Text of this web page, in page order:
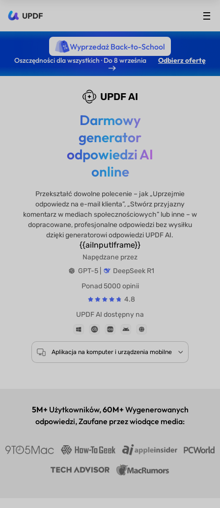
UPDF
Wyprzedaż Back-to-School
Oszczędności dla wszystkich · Do 8 września Odbierz ofertę
UPDF AI
Darmowy
generator
odpowiedzi AI
online
Przekształć dowolne polecenie – jak „Uprzejmie
odpowiedz na e-mail klienta”, „Stwórz przyjazny
komentarz w mediach społecznościowych” lub inne – w
dopracowane, profesjonalne odpowiedzi bez wysiłku
dzięki generatorowi odpowiedzi UPDF AI.
{{aiInputIframe}}
Napędzane przez
Ponad 5000 opinii
4.8
UPDF AI dostępny na
5M+ Użytkowników,60M+ Wygenerowanych
odpowiedzi, Zaufane przez wiodące media: